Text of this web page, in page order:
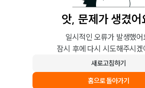
앗, 문제가 생겼어
일시적인 오류가 발생했어
잠시 후에 다시 시도해주시겠
새로고침하기
홈으로 돌아가기